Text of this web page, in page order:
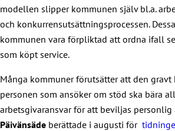
modellen slipper kommunen själv bl.a.
och konkurrensutsättningsprocessen.
kommunen vara förpliktad att ordna ifall
som köpt service.
Många kommuner förutsätter att den gravt
personen som ansöker om stöd ska bära
arbetsgivaransvar för att beviljas personlig
Päivänsäde berättade i augusti för